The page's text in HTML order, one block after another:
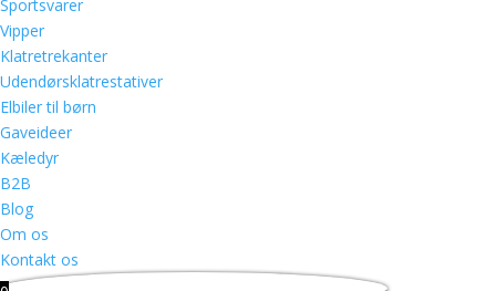
Sportsvarer
Vipper
Klatretrekanter
Udendørsklatrestativer
Elbiler til børn
Gaveideer
Kæledyr
B2B
Blog
Om os
Kontakt os